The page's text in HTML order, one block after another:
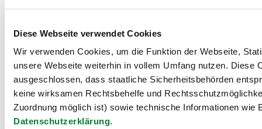
Diese Webseite verwendet Cookies
Wir verwenden Cookies, um die Funktion der Webseite,
unsere Webseite weiterhin in vollem Umfang nutzen.
ausgeschlossen, dass staatliche Sicherheitsbehörden
keine wirksamen Rechtsbehelfe und
Zuordnung möglich ist) sowie technische Informationen
Datenschutzerklärung.